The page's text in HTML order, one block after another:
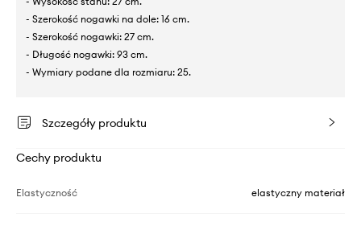
- Szerokość nogawki na dole: 16 cm.
- Szerokość nogawki: 27 cm.
- Długość nogawki: 93 cm.
- Wymiary podane dla rozmiaru: 25.
Szczegóły produktu
Cechy produktu
Elastyczność elastyczny materiał